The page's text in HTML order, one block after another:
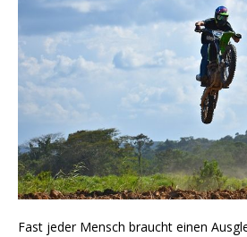
Fast jeder Mensch braucht einen